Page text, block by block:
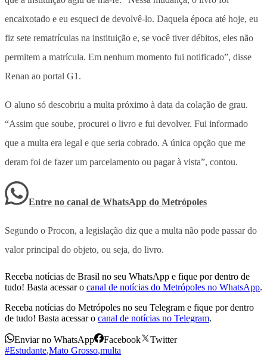
encaixotado e eu esqueci de devolvê-lo. Daquela época até hoje, eu
fiz sete rematrículas na instituição e, se você tiver débitos, eles não
permitem a matrícula. Em nenhum momento fui notificado”, disse
Renan ao portal G1.
O aluno só descobriu a multa próximo à data da colação de grau.
“Assim que soube, procurei o livro e fui devolver. Fui informado
que a multa era legal e que seria cobrado. A única opção que me
deram foi de fazer um parcelamento ou pagar à vista”, contou.
Entre no canal de WhatsApp do Metrópoles
Segundo o Procon, a legislação diz que a multa não pode passar do
valor principal do objeto, ou seja, do livro.
Receba notícias de Brasil no seu WhatsApp e fique por dentro de
tudo! Basta acessar o canal de notícias do Metrópoles no WhatsApp.
Receba notícias do Metrópoles no seu Telegram e fique por dentro
de tudo! Basta acessar o canal de notícias no Telegram.
Enviar no WhatsApp Facebook
Twitter
#Estudante,Mato Grosso,multa